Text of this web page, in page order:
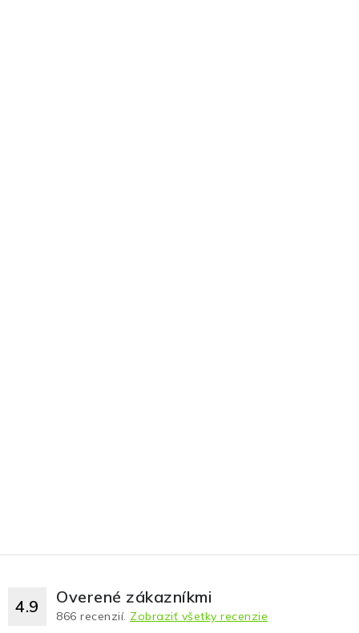
4.9 Overené zákazníkmi
866 recenzií. Zobraziť všetky recenzie